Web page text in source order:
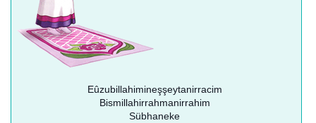
Eûzubillahimineşşeytanirracim
Bismillahirrahmanirrahim
Sübhaneke